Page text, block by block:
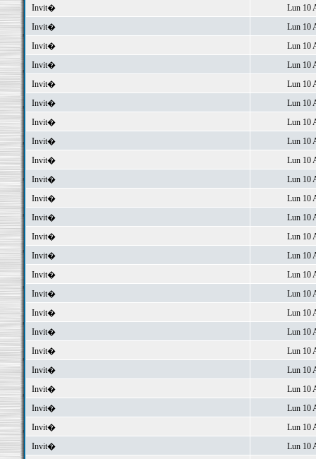
Invit�
Lun 10
Invit�
Lun 10
Invit�
Lun 10
Invit�
Lun 10
Invit�
Lun 10
Invit�
Lun 10
Invit�
Lun 10
Invit�
Lun 10
Invit�
Lun 10
Invit�
Lun 10
Invit�
Lun 10
Invit�
Lun 10
Invit�
Lun 10
Invit�
Lun 10
Invit�
Lun 10
Invit�
Lun 10
Invit�
Lun 10
Invit�
Lun 10
Invit�
Lun 10
Invit�
Lun 10
Invit�
Lun 10
Invit�
Lun 10
Invit�
Lun 10
Invit�
Lun 10